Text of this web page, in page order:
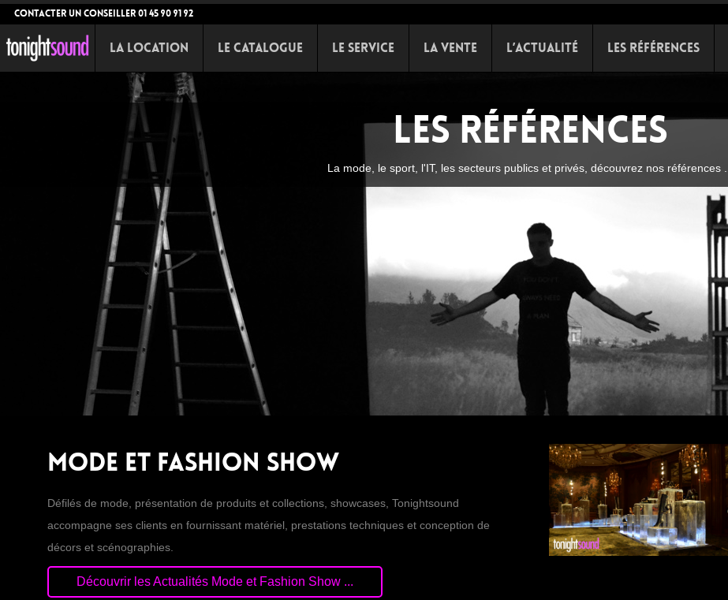
CONTACTER UN CONSEILLER 01 45 90 91 92
La Location Le Catalogue Le Service La Vente L’Actualité Les références
Les références
La mode, le sport, l'IT, les secteurs publics et privés, découvrez nos références ...
Mode et Fashion Show
Défilés de mode, présentation de produits et collections, showcases, Tonightsound
accompagne ses clients en fournissant matériel, prestations techniques et conception de
décors et scénographies.
Découvrir les Actualités Mode et Fashion Show ...